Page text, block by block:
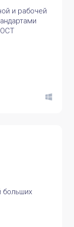
и рабочей
больших